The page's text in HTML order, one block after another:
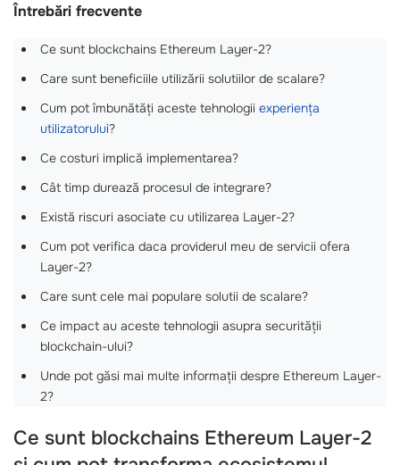
Întrebări frecvente
Ce sunt blockchains Ethereum Layer-2?
Care sunt beneficiile utilizării solutiilor de scalare?
Cum pot îmbunătăți aceste tehnologii experiența
utilizatorului?
Ce costuri implică implementarea?
Cât timp durează procesul de integrare?
Există riscuri asociate cu utilizarea Layer-2?
Cum pot verifica daca providerul meu de servicii ofera
Layer-2?
Care sunt cele mai populare solutii de scalare?
Ce impact au aceste tehnologii asupra securității
blockchain-ului?
Unde pot găsi mai multe informații despre Ethereum Layer-
2?
Ce sunt blockchains Ethereum Layer-2